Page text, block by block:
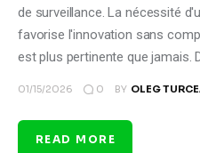
de surveillance. La nécessité
favorise l'innovation sans
est plus pertinente que jamais.
01/15/2026 0 BY OLEG
READ MORE